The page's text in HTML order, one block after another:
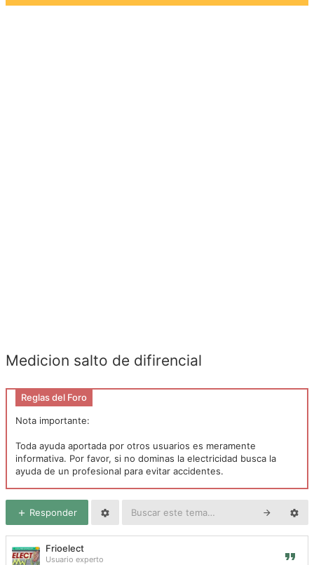
Medicion salto de difirencial
Reglas del Foro
Nota importante:
Toda ayuda aportada por otros usuarios es meramente
informativa. Por favor, si no dominas la electricidad busca la
ayuda de un profesional para evitar accidentes.
Responder
Frioelect
Usuario experto